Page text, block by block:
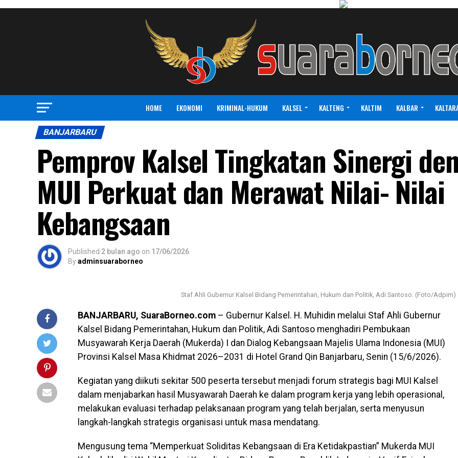
HOME EKONOMI KRIMINAL-HUKUM KALSEL KALTENG KALTIM KALBAR
BANJARBARU
Pemprov Kalsel Tingkatan Sinergi
MUI Perkuat dan Merawat Nilai- Nilai
Kebangsaan
Published 2 bulan ago on 17/06/2026
Byadminsuaraborneo
Staf Ahli Gubernur Kalsel Bidang Pemerintahan, Hukum dan Politik, Adi Santoso. (Foto/Adpim)
BANJARBARU, SuaraBorneo.com – Gubernur Kalsel. H. Muhidin melalui Staf Ahli Gubernur
Kalsel Bidang Pemerintahan, Hukum dan Politik, Adi Santoso menghadiri Pembukaan
Musyawarah Kerja Daerah (Mukerda) I dan Dialog Kebangsaan Majelis Ulama Indonesia (MUI)
Provinsi Kalsel Masa Khidmat 2026–2031 di Hotel Grand Qin Banjarbaru, Senin (15/6/2026).
Kegiatan yang diikuti sekitar 500 peserta tersebut menjadi forum strategis bagi MUI Kalsel
dalam menjabarkan hasil Musyawarah Daerah ke dalam program kerja yang lebih operasional,
melakukan evaluasi terhadap pelaksanaan program yang telah berjalan, serta menyusun
langkah-langkah strategis organisasi untuk masa mendatang.
Mengusung tema “Memperkuat Soliditas Kebangsaan di Era Ketidakpastian” Mukerda MUI